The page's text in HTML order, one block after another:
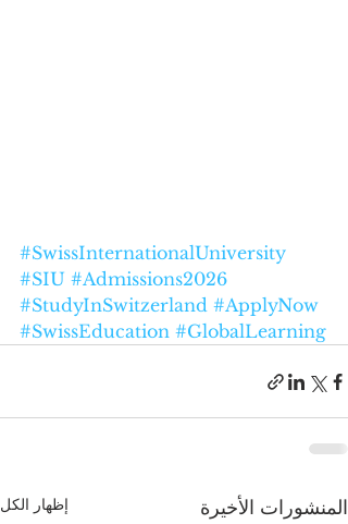
#SwissInternationalUniversity
#SIU #Admissions2026
#StudyInSwitzerland #ApplyNow
#SwissEducation #GlobalLearning
المنشورات الأخيرة إظهار الكل